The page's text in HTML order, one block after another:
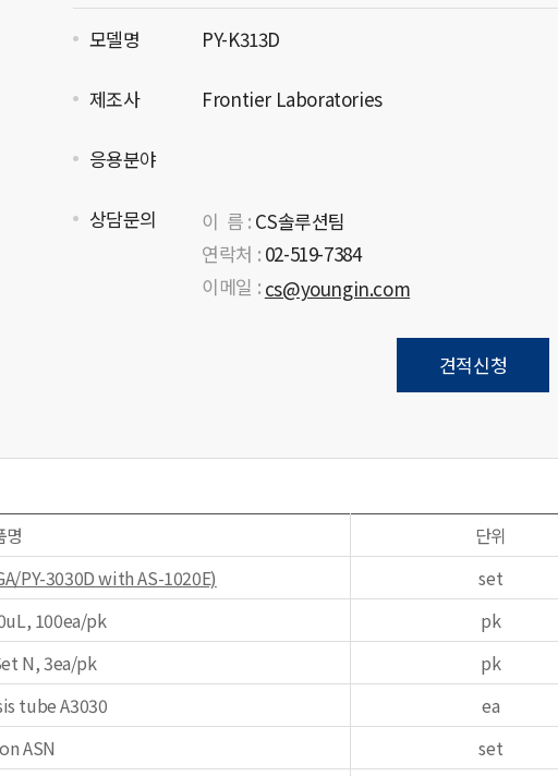
모델명 PY-K313D
제조사 Frontier Laboratories
응용분야
상담문의 이 름 : CS솔루션팀
연락처 : 02-519-7384
이메일 : cs@youngin.com
견적신청
명 단위
PY-3030D with AS-1020E)
set
100ea/pk
pk
N, 3ea/pk
pk
tube A3030
ea
ASN
set